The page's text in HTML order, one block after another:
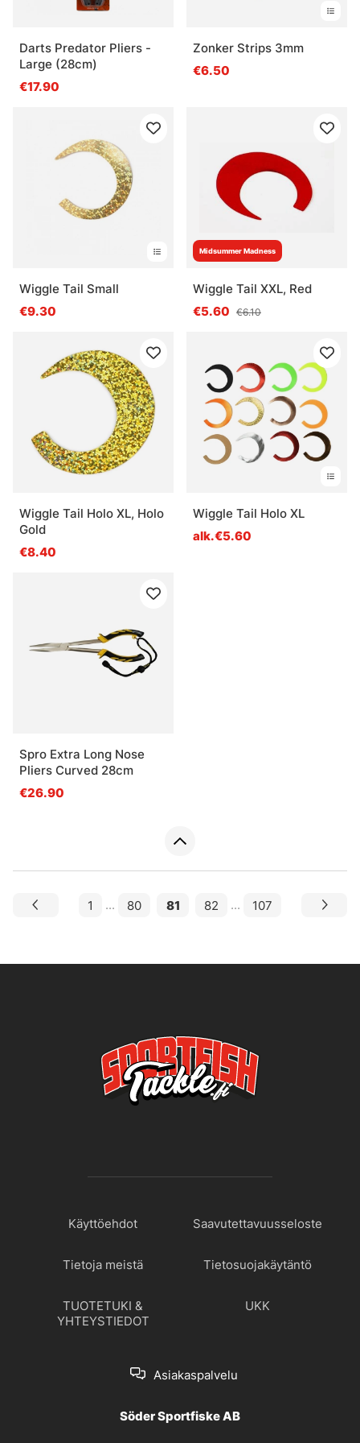
Darts Predator Pliers -
Large (28cm)
€17.90
Zonker Strips 3mm
€6.50
Wiggle Tail Small
€9.30
Midsummer Madness
Wiggle Tail XXL, Red
€5.60 €6.10
Wiggle Tail Holo XL, Holo
Gold
€8.40
Wiggle Tail Holo XL
alk.€5.60
Spro Extra Long Nose
Pliers Curved 28cm
€26.90
1 ... 80 81 82 ... 107
Käyttöehdot Saavutettavuusseloste
Tietoja meistä Tietosuojakäytäntö
TUOTETUKI &
YHTEYSTIEDOT
UKK
Asiakaspalvelu
Söder Sportfiske AB